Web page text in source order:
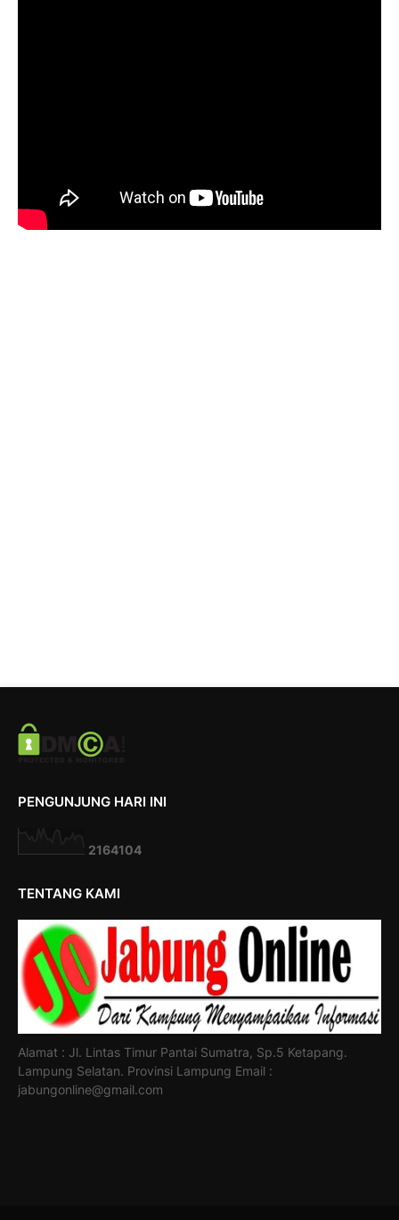
PENGUNJUNG HARI INI
2164104
TENTANG KAMI
Alamat : Jl. Lintas Timur Pantai Sumatra, Sp.5 Ketapang.
Lampung Selatan. Provinsi Lampung Email :
jabungonline@gmail.com